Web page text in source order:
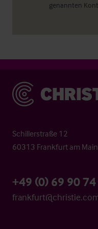
genannten
Christie & Co
Schillerstraße 12
60313 Frankfurt am Main
+49 (0) 69 90